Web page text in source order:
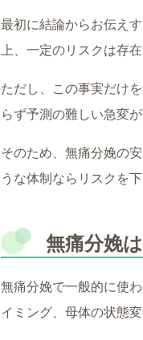
最初に結論からお伝え
上、一定のリスクは存在
ただし、この事実だけ
らず予測の難しい急変
そのため、無痛分娩の
うな体制ならリスクを
無痛分娩
無痛分娩で一般的に使
イミング、母体の状態